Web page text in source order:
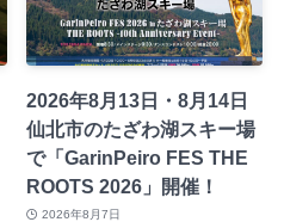
2026年8月13日・8月14日
仙北市のたざわ湖スキー場
で「GarinPeiro FES THE
ROOTS 2026」開催！
2026年8月7日